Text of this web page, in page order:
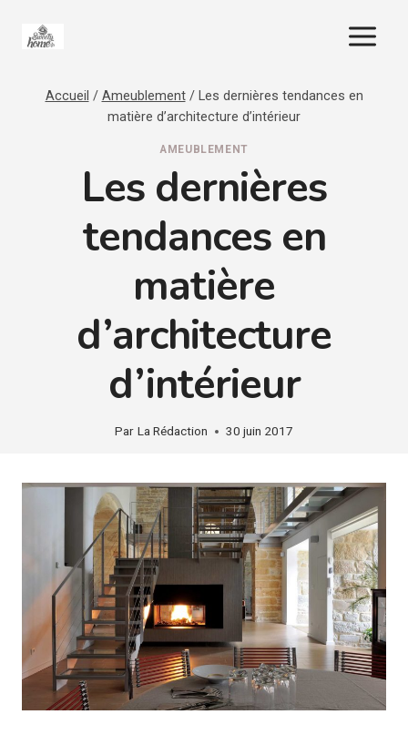
Accueil / Ameublement / Les dernières tendances en
matière d’architecture d’intérieur
AMEUBLEMENT
Les dernières
tendances en
matière
d’architecture
d’intérieur
Par La Rédaction 30 juin 2017